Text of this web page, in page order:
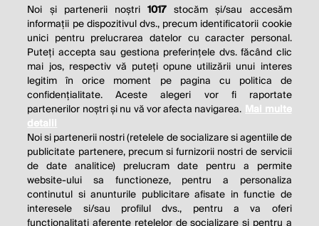
Noi și partenerii noștri1017 stocăm și/sau accesăm
informații pe dispozitivul dvs., precum identificatorii cookie
unici pentru prelucrarea datelor cu caracter personal.
Puteți accepta sau gestiona preferințele dvs. făcând clic
mai jos, respectiv vă puteți opune utilizării unui interes
legitim în orice moment pe pagina cu politica de
confidențialitate. Aceste alegeri vor fi raportate
partenerilor noștri și nu vă vor afecta navigarea. Mai multe
detalii
Noi si partenerii nostri (retelele de socializare si agentiile de
publicitate partenere, precum si furnizorii nostri de servicii
de date analitice) prelucram date pentru a permite
website-ului sa functioneze, pentru a personaliza
continutul si anunturile publicitare afisate in functie de
interesele si/sau profilul dvs., pentru a va oferi